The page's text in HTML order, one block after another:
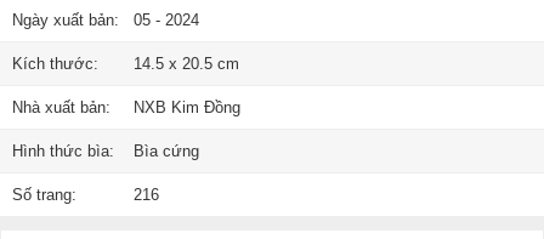
Ngày xuất bản: 05 - 2024
Kích thước: 14.5 x 20.5 cm
Nhà xuất bản: NXB Kim Đồng
Hình thức bìa: Bìa cứng
Số trang: 216